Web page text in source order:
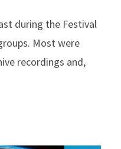
during the Festival
Most were
recordings and,